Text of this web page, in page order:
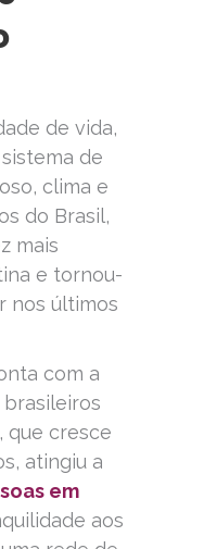
de vida,
de
clima e
do Brasil,
mais
e tornou-
nos últimos
com a
que cresce
atingiu a
em
aos